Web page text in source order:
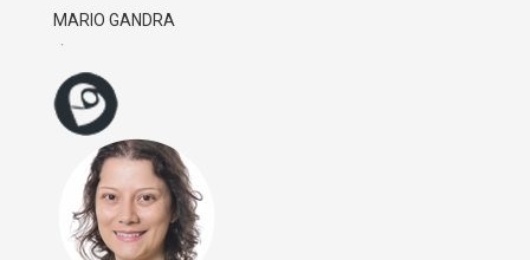
MARIO GANDRA